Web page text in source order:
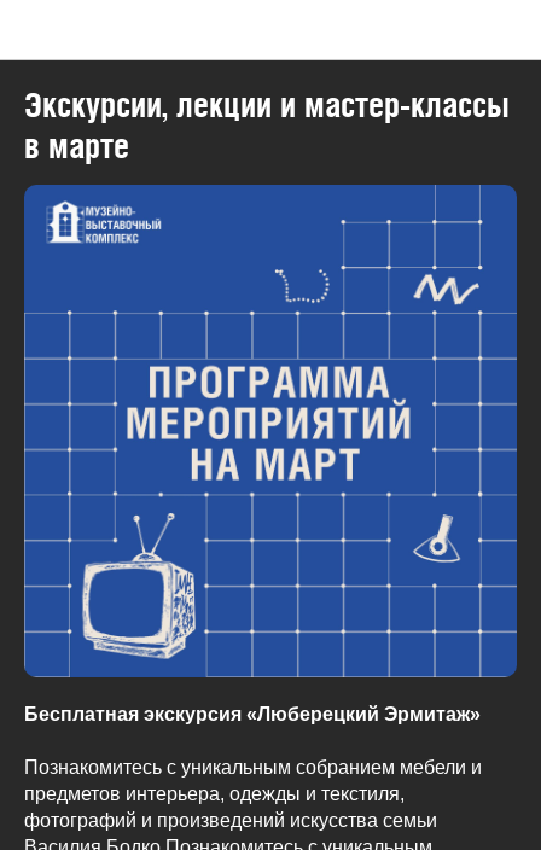
Экскурсии, лекции и мастер-классы
в марте
Бесплатная экскурсия «Люберецкий Эрмитаж»
Познакомитесь с уникальным собранием мебели и
предметов интерьера, одежды и текстиля,
фотографий и произведений искусства семьи